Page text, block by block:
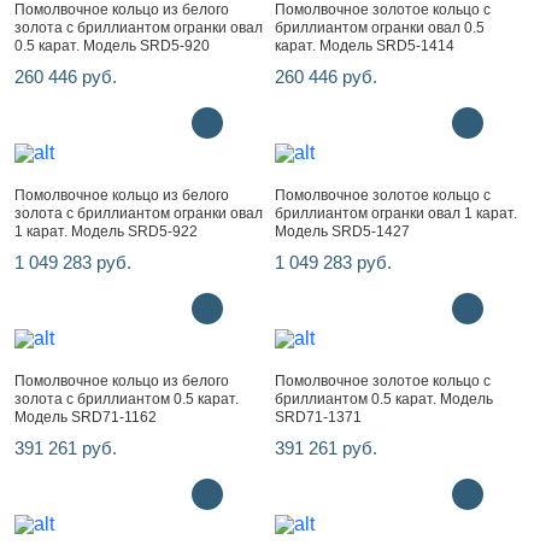
Помолвочное кольцо из белого
золота с бриллиантом огранки овал
0.5 карат. Модель SRD5-920
260 446 руб.
Помолвочное золотое кольцо с
бриллиантом огранки овал 0.5
карат. Модель SRD5-1414
260 446 руб.
Помолвочное кольцо из белого
золота с бриллиантом огранки овал
1 карат. Модель SRD5-922
1 049 283 руб.
Помолвочное золотое кольцо с
бриллиантом огранки овал 1 карат.
Модель SRD5-1427
1 049 283 руб.
Помолвочное кольцо из белого
золота с бриллиантом 0.5 карат.
Модель SRD71-1162
391 261 руб.
Помолвочное золотое кольцо с
бриллиантом 0.5 карат. Модель
SRD71-1371
391 261 руб.